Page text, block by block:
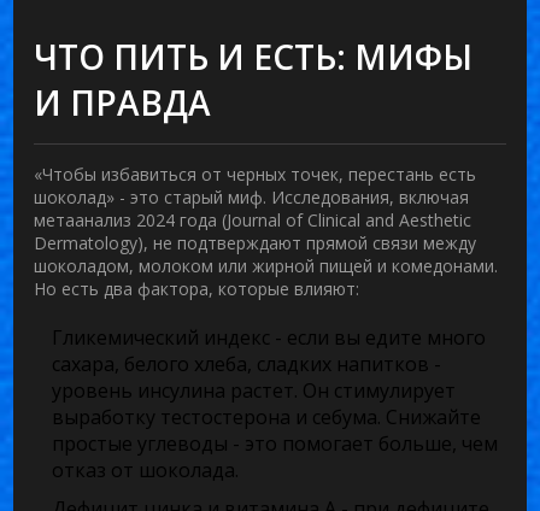
ЧТО ПИТЬ И ЕСТЬ: МИФЫ
И ПРАВДА
«Чтобы избавиться от черных точек, перестань есть
шоколад» - это старый миф. Исследования, включая
метаанализ 2024 года (Journal of Clinical and Aesthetic
Dermatology), не подтверждают прямой связи между
шоколадом, молоком или жирной пищей и комедонами.
Но есть два фактора, которые влияют:
Гликемический индекс - если вы едите много
сахара, белого хлеба, сладких напитков -
уровень инсулина растет. Он стимулирует
выработку тестостерона и себума. Снижайте
простые углеводы - это помогает больше, чем
отказ от шоколада.